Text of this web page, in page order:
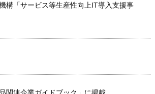
構「サービス等生産性向上IT導入支援事